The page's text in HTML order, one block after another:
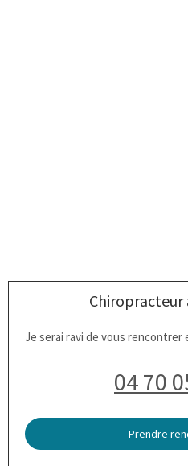
Je serai ravi de vous rencontrer
04 70
Prendre